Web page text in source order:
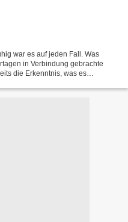
war es auf jeden Fall. Was
in Verbindung gebrachte
die Erkenntnis, was es